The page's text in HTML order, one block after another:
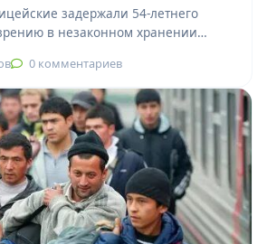
задержали 54-летнего
в незаконном хранении
в…
0 комментариев